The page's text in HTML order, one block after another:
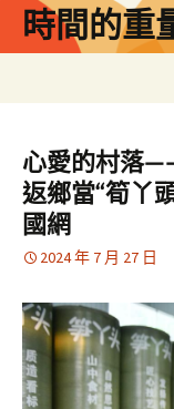
時間的重
心愛的村落
返鄉當“筍丫
國網
2024 年 7 月 27 日